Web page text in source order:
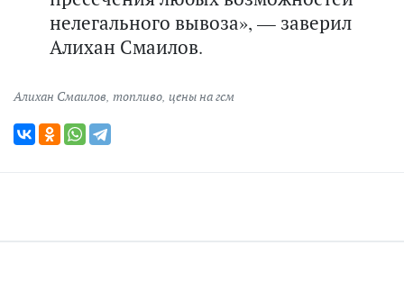
нелегального вывоза», — заверил
Алихан Смаилов.
Алихан Смаилов, топливо, цены на гсм